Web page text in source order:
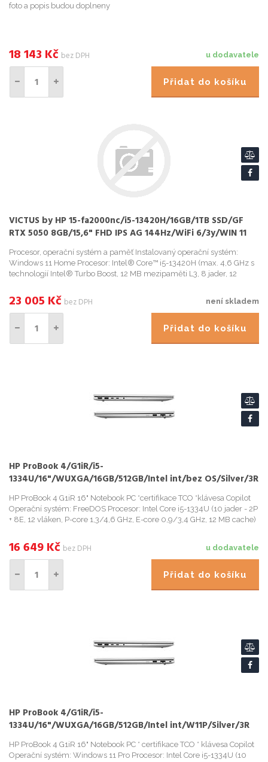
foto a popis budou doplneny
u dodavatele
18 143 Kč bez DPH
Přidat do košíku
VICTUS by HP 15-fa2000nc/i5-13420H/16GB/1TB SSD/GF
RTX 5050 8GB/15,6" FHD IPS AG 144Hz/WiFi 6/3y/WIN 11
Home/Mica silv
Procesor, operační systém a paměť Instalovaný operační systém:
Windows 11 Home Procesor: Intel® Core™ i5-13420H (max. 4,6 GHz s
technologií Intel® Turbo Boost, 12 MB mezipaměti L3, 8 jader, 12
není skladem
23 005 Kč bez DPH
Přidat do košíku
HP ProBook 4/G1iR/i5-
1334U/16"/WUXGA/16GB/512GB/Intel int/bez OS/Silver/3R
HP ProBook 4 G1iR 16" Notebook PC *certifikace TCO *klávesa Copilot
Operační systém: FreeDOS Procesor: Intel Core i5-1334U (10 jader - 2P
+ 8E, 12 vláken, P-core 1,3/4,6 GHz, E-core 0,9/3,4 GHz, 12 MB cache)
u dodavatele
16 649Kč bez DPH
Přidat do košíku
HP ProBook 4/G1iR/i5-
1334U/16"/WUXGA/16GB/512GB/Intel int/W11P/Silver/3R
HP ProBook 4 G1iR 16" Notebook PC * certifikace TCO * klávesa Copilot
Operační systém: Windows 11 Pro Procesor: Intel Core i5-1334U (10